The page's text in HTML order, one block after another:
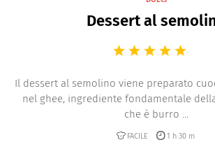
Dessert al
Il dessert al semolino viene preparato
nel ghee, ingrediente fondamentale
che è burro ...
FACILE 1 h 30 m